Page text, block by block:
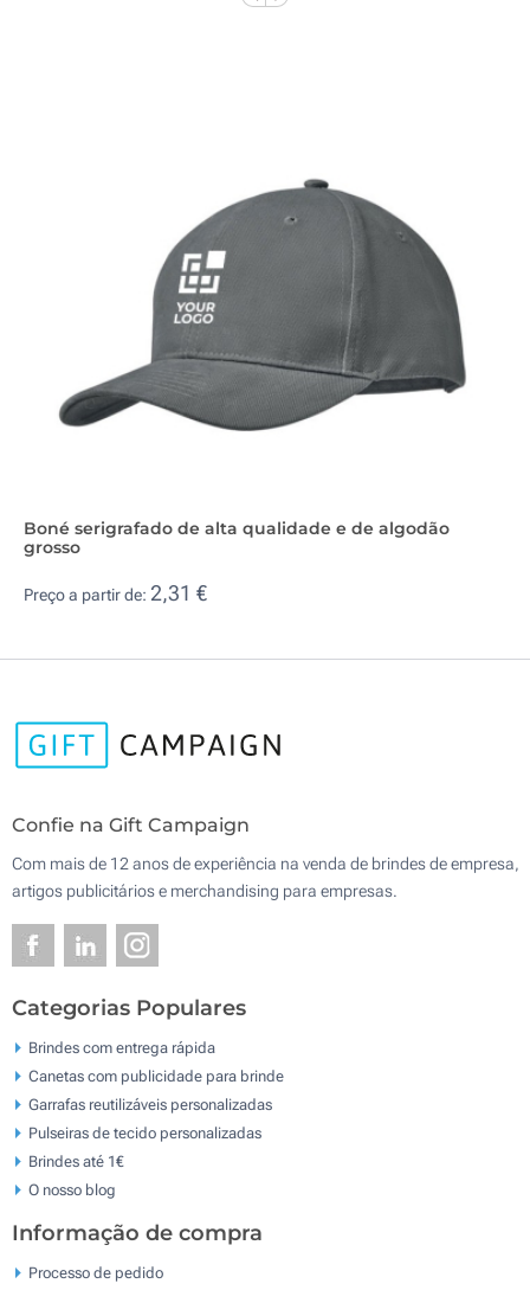
Boné serigrafado de alta qualidade e de algodão
grosso
Preço a partir de: 2,31 €
Confie na Gift Campaign
Com mais de 12 anos de experiência na venda de brindes de empresa,
artigos publicitários e merchandising para empresas.
Categorias Populares
Brindes com entrega rápida
Canetas com publicidade para brinde
Garrafas reutilizáveis personalizadas
Pulseiras de tecido personalizadas
Brindes até 1€
O nosso blog
Informação de compra
Processo de pedido